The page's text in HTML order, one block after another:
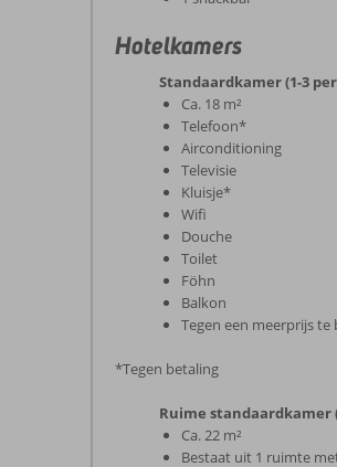
Hotelkamers
Standaardkamer (1-3
Ca. 18 m²
Telefoon*
Airconditioning
Televisie
Kluisje*
Wifi
Douche
Toilet
Föhn
Balkon
Tegen een meerprijs
*Tegen betaling
Ruime standaardkamer
Ca. 22 m²
Bestaat uit 1 ruimte